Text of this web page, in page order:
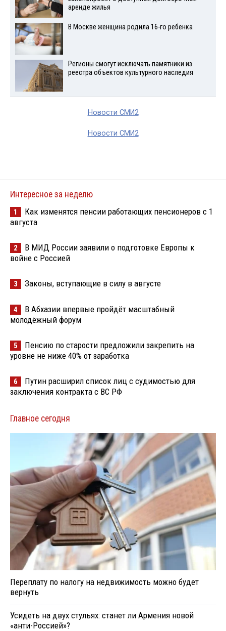
аренде жилья
В Москве женщина родила 16-го ребенка
Регионы смогут исключать памятники из
реестра объектов культурного наследия
Новости СМИ2
Новости СМИ2
Интересное за неделю
1
Как изменятся пенсии работающих пенсионеров с 1
августа
2
В МИД России заявили о подготовке Европы к
войне с Россией
3 Законы, вступающие в силу в августе
4
В Абхазии впервые пройдёт масштабный
молодёжный форум
5
Пенсию по старости предложили закрепить на
уровне не ниже 40% от заработка
6
Путин расширил список лиц с судимостью для
заключения контракта с ВС РФ
Главное сегодня
Переплату по налогу на недвижимость можно будет
вернуть
Усидеть на двух стульях: станет ли Армения новой
«анти-Россией»?